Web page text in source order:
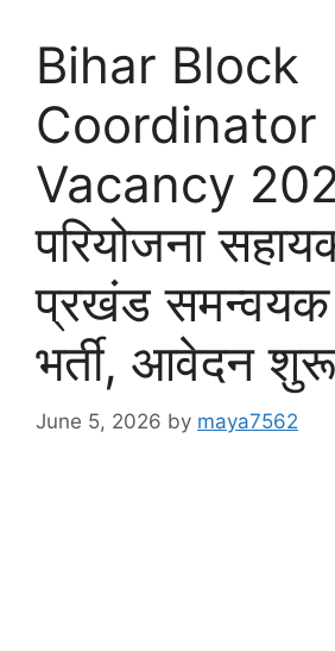
Bihar Block
Coordinator
Vacancy
परियोजना
प्रखंड समन्वयक
भर्ती, आवेदन
June 5, 2026 by maya7562